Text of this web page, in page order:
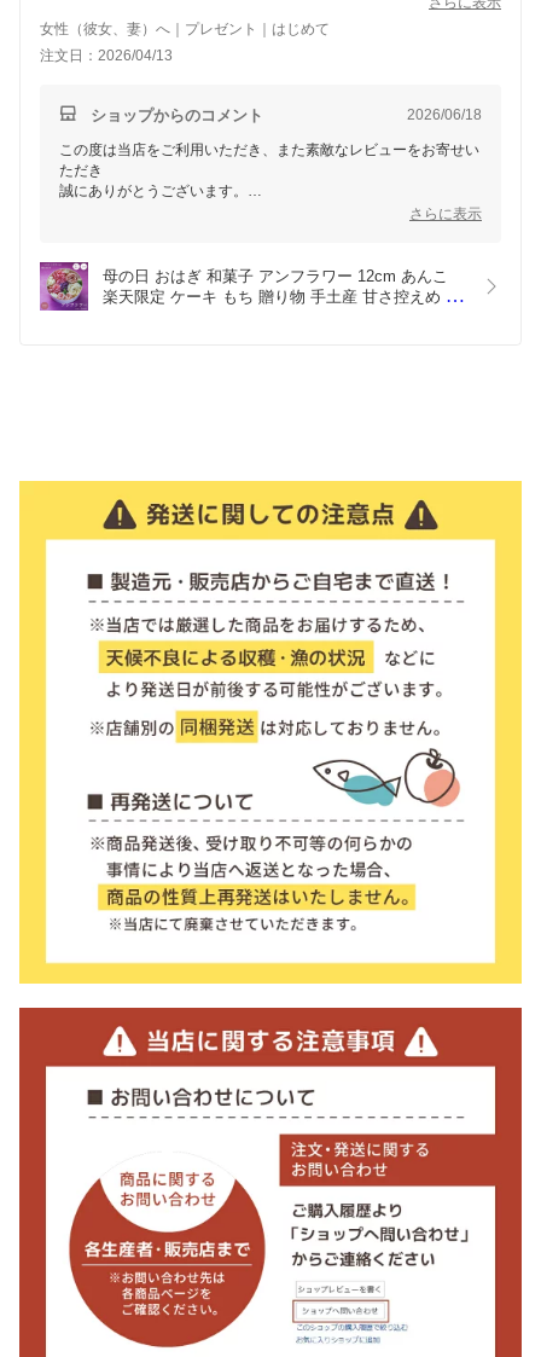
女性（彼女、妻）へ｜プレゼント｜はじめて
注文日：2026/04/13
ショップからのコメント 2026/06/18
この度は当店をご利用いただき、また素敵なレビューをお寄せい
ただき
誠にありがとうございます。
お贈り先様にも「食べるのがもったいない」と感じていただける
ほど
喜んでいただけたとのこと、スタッフ一同とても嬉しく拝見いた
さらに表示
母の日 おはぎ 和菓子 アンフラワー 12cm あんこ
楽天限定 ケーキ もち 贈り物 手土産 甘さ控えめ 御